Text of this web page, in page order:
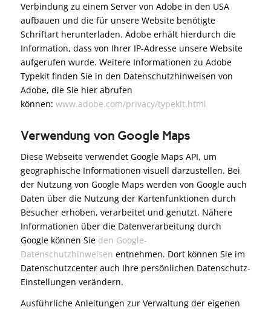
Verbindung zu einem Server von Adobe in den USA
aufbauen und die für unsere Website benötigte
Schriftart herunterladen. Adobe erhält hierdurch die
Information, dass von Ihrer IP-Adresse unsere Website
aufgerufen wurde. Weitere Informationen zu Adobe
Typekit finden Sie in den Datenschutzhinweisen von
Adobe, die Sie hier abrufen
können: www.adobe.com/privacy/typekit.html
Verwendung von Google Maps
Diese Webseite verwendet Google Maps API, um
geographische Informationen visuell darzustellen. Bei
der Nutzung von Google Maps werden von Google auch
Daten über die Nutzung der Kartenfunktionen durch
Besucher erhoben, verarbeitet und genutzt. Nähere
Informationen über die Datenverarbeitung durch
Google können Sie den Google-
Datenschutzhinweisen entnehmen. Dort können Sie im
Datenschutzcenter auch Ihre persönlichen Datenschutz-
Einstellungen verändern.
Ausführliche Anleitungen zur Verwaltung der eigenen